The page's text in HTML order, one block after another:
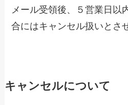
メール受領後、５営業日以
合にはキャンセル扱いとさ
キャンセルについて